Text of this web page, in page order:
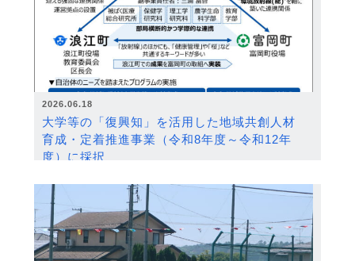
2026.06.18
大学等の「復興知」を活用した地域共創人材
育成・定着推進事業（令和8年度～令和12年
度）に採択